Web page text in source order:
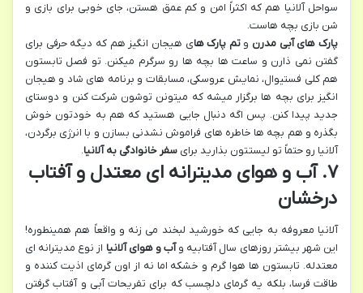
سواحل آلانیا هم که اکثراً امن و کم عمق هستن، جای خوبی برای بازی و
شن بازی بچه هاست.
پارک های آبی مدرن وتم پارک های هیجان انگیز هم که دیگه حرفی برای
گفتن نمی ذارن و ساعت ها بچه ها رو سرگرم میکنن. تو فصل تابستون
هم کلی فستیوال، نمایش عروسکی، مسابقات و برنامه های شاد و هیجان
انگیز برای بچه ها برگزار میشه که میتونن توشون شرکت کنن و دوستای
جدید پیدا کنن. پس اگه دنبال جایی هستید که هم به خودتون خوش
بگذره و هم بچه ها خاطره های فراموش نشدنی بسازن و با انرژی برگردن،
آلانیا رو حتماً تو لیستتون بذارید برای سفر خانوادگی به آلانیا.
۷. آب و هوای مدیترانه ای معتدل و آفتاب
درخشان
آلانیا معروفه به جایی که خورشید لبخند می زنه و واقعاً هم همینطوره!
این شهر بیشتر روزهای سال آفتابیه وآب و هوای آلانیا از نوع مدیترانه ای
معتدله. تابستون ها هوا گرم و خشکه اما نه از اون گرمای اذیت کننده و
طاقت فرسا، بلکه یه گرمای دلچسب که برای تفریحات آبی و آفتاب گرفتن